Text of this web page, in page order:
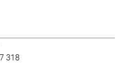
318